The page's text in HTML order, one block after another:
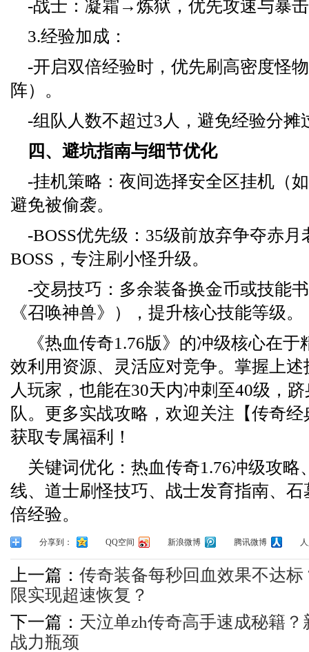
-战士：凝霜→炼狱，优先攻速与暴
3.经验加成：
-开启双倍经验时，优先刷高密度怪
阵）。
-组队人数不超过3人，避免经验分摊
四、避坑指南与细节优化
-挂机策略：夜间选择安全区挂机（
避免被偷袭。
-BOSS优先级：35级前放弃争夺赤月
BOSS，专注刷小怪升级。
-交易技巧：多余装备换金币或技能
《召唤神兽》），提升核心技能等级。
《热血传奇1.76版》的冲级核心在
效利用资源、灵活应对竞争。掌握上
人玩家，也能在30天内冲刺至40级，
队。更多实战攻略，欢迎关注【传奇
获取专属福利！
关键词优化：热血传奇1.76冲级攻略
线、道士刷怪技巧、战士发育指南、
倍经验。
分享到： QQ空间 新浪微博 腾讯微博
上一篇： 传奇装备每秒回血效果不达
限实现超速恢复？
下一篇： 天泣单zh传奇高手速成秘籍
战力瓶颈